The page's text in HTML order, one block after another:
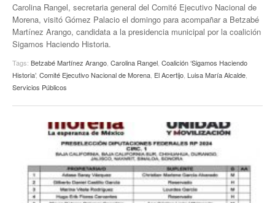
LA MEJOR INFORMACIÓN
Carolina Rangel, secretaria general del Comité Ejecutivo Nacional de
Morena, visitó Gómez Palacio el domingo para acompañar a Betzabé
Martínez Arango, candidata a la presidencia municipal por la coalición
Sigamos Haciendo Historia.
Tags: Betzabé Martínez Arango Carolina Rangel Coalición ‘Sigamos Haciendo
Historia’, Comité Ejecutivo Nacional de Morena El Acertijo Luisa María Alcalde
Servicios Públicos